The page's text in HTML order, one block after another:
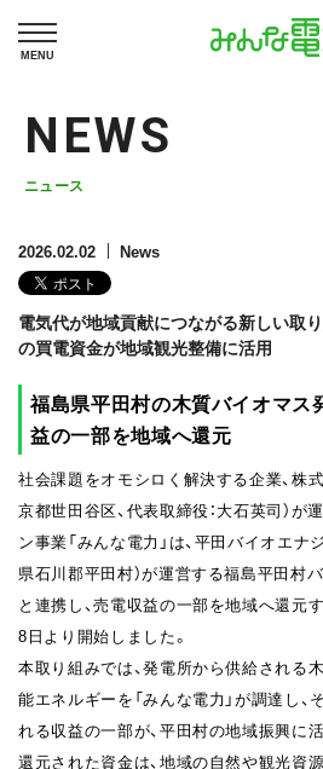
MENU
NEWS
ニュース
2026.02.02 News
電気代が地域貢献につながる新しい取り
の買電資金が地域観光整備に活用
福島県平田村の木質バイオマス
益の一部を地域へ還元
社会課題をオモシロく解決する企業、株
京都世田谷区、代表取締役：大石英司）
ン事業「みんな電力」は、平田バイオエナ
県石川郡平田村）が運営する福島平田村バ
と連携し、売電収益の一部を地域へ還元
8日より開始しました。
本取り組みでは、発電所から供給される
能エネルギーを「みんな電力」が調達し
れる収益の一部が、平田村の地域振興に活
還元された資金は、地域の自然や観光資